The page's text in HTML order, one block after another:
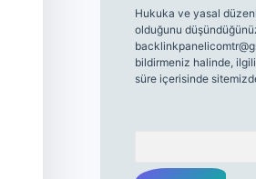
Hukuka ve yasal
olduğunu
bildirmeniz halinde,
süre içerisinde